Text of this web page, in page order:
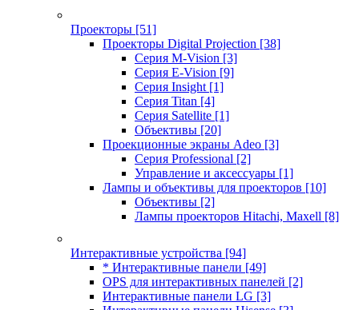
Проекторы [51]
Проекторы Digital Projection [38]
Серия M-Vision [3]
Серия E-Vision [9]
Серия Insight [1]
Серия Titan [4]
Серия Satellite [1]
Объективы [20]
Проекционные экраны Adeo [3]
Серия Professional [2]
Управление и аксессуары [1]
Лампы и объективы для проекторов [10]
Объективы [2]
Лампы проекторов Hitachi, Maxell [8]
Интерактивные устройства [94]
* Интерактивные панели [49]
OPS для интерактивных панелей [2]
Интерактивные панели LG [3]